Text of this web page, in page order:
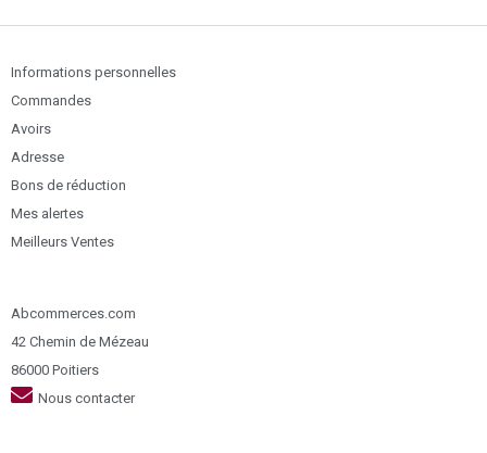
Informations personnelles
Commandes
Avoirs
Adresse
Bons de réduction
Mes alertes
Meilleurs Ventes
Abcommerces.com
42 Chemin de Mézeau
86000 Poitiers
Nous contacter